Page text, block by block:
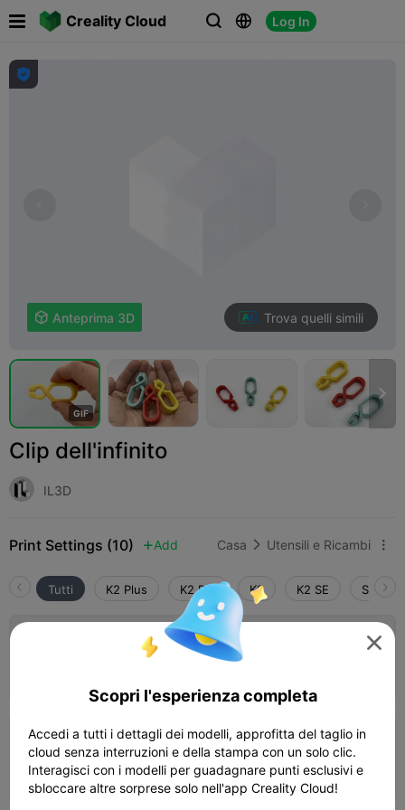
Creality Cloud   Log In

 Anteprima 3D Trova quelli simili
GIF

Clip dell'infinito
IL3D
Print Settings (10)  Add Casa  Utensili e Ricambi 
Tutti K2 Plus K2 Pro K2 K2 SE
Strato 0,2 mm, 2 pareti, riempimento 15%
Strato 0,2 mm, 2 pareti, riempimento 15%
 21m 05s  1 plates  6.75g

Scopri l'esperienza completa
Accedi a tutti i dettagli dei modelli, approfitta del taglio in
cloud senza interruzioni e della stampa con un solo clic.
Interagisci con i modelli per guadagnare punti esclusivi e
sbloccare altre sorprese solo nell'app Creality Cloud!